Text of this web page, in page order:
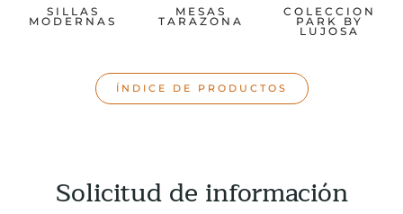
SILLAS
MODERNAS
MESAS
TARAZONA
COLECCION
PARK BY
LUJOSA
ÍNDICE DE PRODUCTOS
Solicitud de información